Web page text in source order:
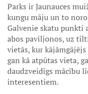
Parks ir Jaunauces
kungu māju un to
Galvenie skatu punkti
abos paviljonos, uz
vietās, kur
gan kā atpūtas vieta,
daudzveidīgs mācību
interesentiem.